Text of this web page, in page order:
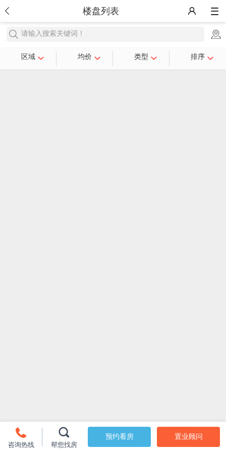
楼盘列表
请输入搜索关键词！
区域 均价 类型 排序
咨询热线 帮您找房
预约看房 置业顾问